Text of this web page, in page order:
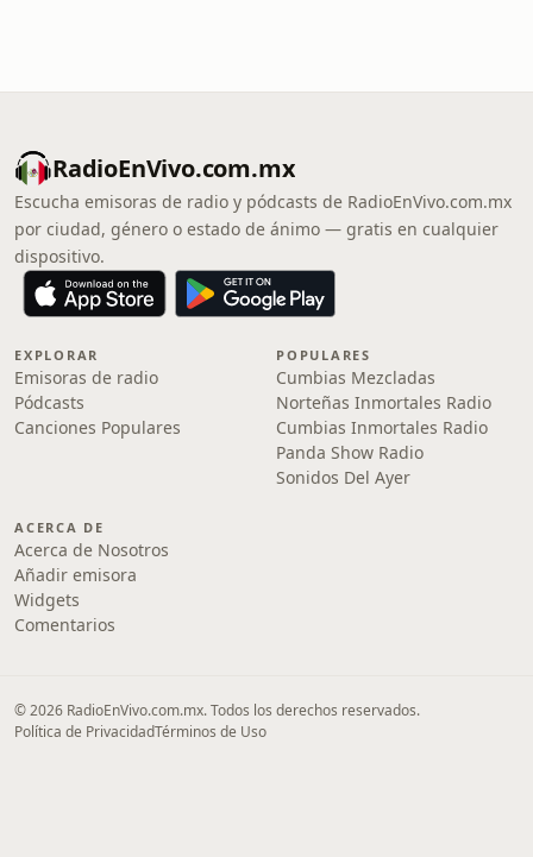
RadioEnVivo.com.mx
Escucha emisoras de radio y pódcasts de RadioEnVivo.com.mx
por ciudad, género o estado de ánimo — gratis en cualquier
dispositivo.
EXPLORAR
Emisoras de radio
Pódcasts
Canciones Populares
POPULARES
Cumbias Mezcladas
Norteñas Inmortales Radio
Cumbias Inmortales Radio
Panda Show Radio
Sonidos Del Ayer
ACERCA DE
Acerca de Nosotros
Añadir emisora
Widgets
Comentarios
© 2026 RadioEnVivo.com.mx. Todos los derechos reservados.
Política de PrivacidadTérminos de Uso